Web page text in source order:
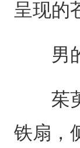
呈现的
男
茱萸
铁扇，